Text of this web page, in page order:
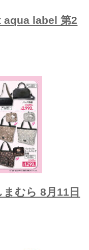
aqua label 第2
むら 8月11日